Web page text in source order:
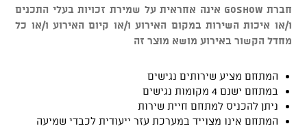
חברת GOSHOW אינה אחראית על שמירת זכויות בעלי התכנים
ו/או איכות השירות במקום האירוע ו/או קיום האירוע ו/או כל
מחדל הקשור באירוע מושא מוצר זה
המתחם מציע שירותים נגישים
במתחם ישנם 4 מקומות נגישים
ניתן להכניס למתחם חיית שירות
המתחם אינו מצוייד במערכת עזר ייעודית לכבדי שמיעה